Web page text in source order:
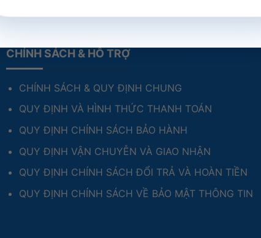
CHÍNH SÁCH & HỖ TRỢ
CHÍNH SÁCH & QUY ĐỊNH CHUNG
QUY ĐỊNH VÀ HÌNH THỨC THANH TOÁN
QUY ĐỊNH CHÍNH SÁCH BẢO HÀNH
QUY ĐỊNH VẬN CHUYỄN VÀ GIAO NHẬN
QUY ĐỊNH CHÍNH SÁCH ĐỔI TRẢ VÀ HOÀN TIỀN
QUY ĐỊNH CHÍNH SÁCH VỀ BẢO MẬT THÔNG TIN